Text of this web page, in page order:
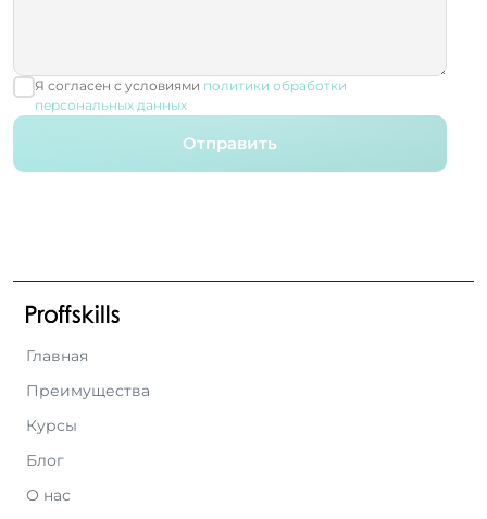
Я согласен с условиями политики обработки
персональных данных
Отправить
Главная
Преимущества
Курсы
Блог
О нас